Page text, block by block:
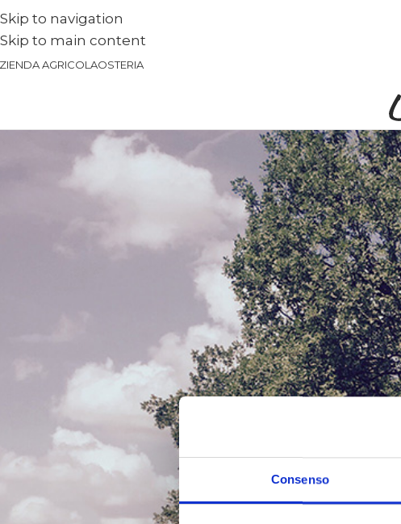
Consenso
Skip to navigation
Skip to main content
AGRICOLAOSTERIA